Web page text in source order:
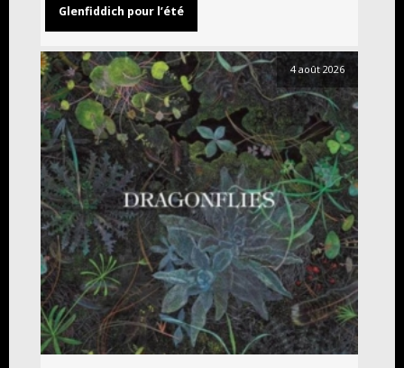
Glenfiddich pour l’été
4 août 2026